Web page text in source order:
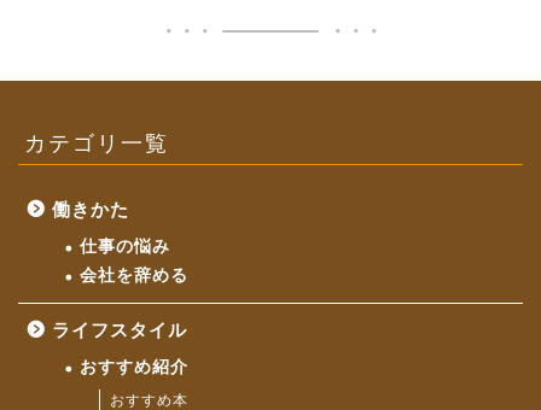
カテゴリ一覧
働きかた
仕事の悩み
会社を辞める
ライフスタイル
おすすめ紹介
おすすめ本